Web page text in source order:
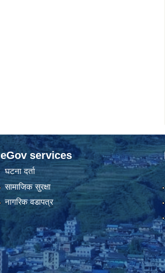
eGov services
घटना दर्ता
सामाजिक सुरक्षा
नागरिक वडापत्र